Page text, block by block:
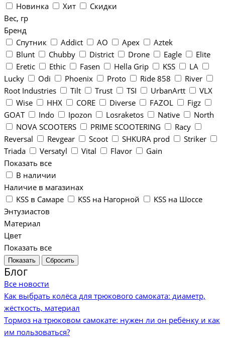
Новинка
Хит
Скидки
Вес, гр
Бренд
Спутник
Addict AO Apex
Aztek
Blunt
Chubby District Drone Eagle
Elite
Eretic
Ethic Fasen Hella Grip KSS
LA
Lucky
Odi Phoenix Proto Ride 858
River
Root Industries
Tilt Trust TSI UrbanArtt
VLX
Wise
ННХ CORE Diverse FAZOL
Figz
GOAT
Indo Ipozon Losraketos Native
North
NOVA SCOOTERS
PRIME SCOOTERING
Racy
Reversal
Revgear Scoot SHKURA рrоd
Striker
Triada
Versatyl Vital Flavor
Gain
Показать все
В наличии
Наличие в магазинах
KSS в Самаре
KSS на Нагорной
KSS на Шоссе
Энтузиастов
Материал
Цвет
Показать все
Сбросить
Блог
Все новости
Как выбрать колёса для трюкового самоката: диаметр,
жёсткость, материал
Тормоз на трюковом самокате: нужен ли он ребёнку и как
им пользоваться?